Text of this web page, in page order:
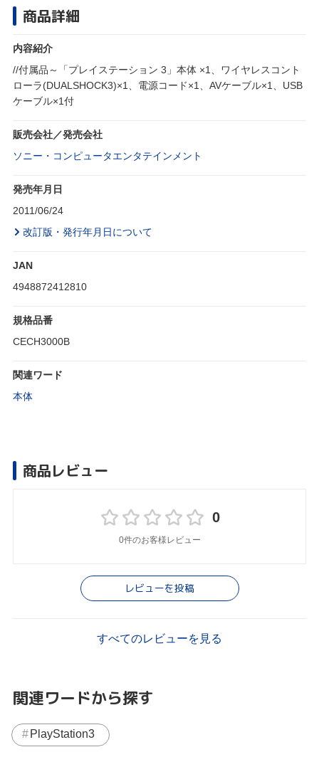
商品詳細
内容紹介
//付属品～「プレイステーション 3」本体 ×1、ワイヤレスコント
ローラ(DUALSHOCK3)×1、電源コード×1、AVケーブル×1、USB
ケーブル×1付
販売会社／発売会社
ソニー・コンピュータエンタテインメント
発売年月日
2011/06/24
改訂版・発行年月日について
JAN
4948872412810
規格品番
CECH3000B
関連ワード
本体
商品レビュー
0
0件のお客様レビュー
レビューを投稿
すべてのレビューを見る
関連ワードから探す
PlayStation3